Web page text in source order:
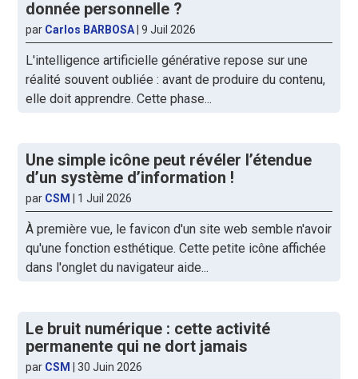
donnée personnelle ?
par Carlos BARBOSA|9 Juil 2026
L'intelligence artificielle générative repose sur une
réalité souvent oubliée : avant de produire du contenu,
elle doit apprendre. Cette phase...
Une simple icône peut révéler l’étendue
d’un système d’information !
par CSM 1 Juil 2026
À première vue, le favicon d'un site web semble n'avoir
qu'une fonction esthétique. Cette petite icône affichée
dans l'onglet du navigateur aide...
Le bruit numérique : cette activité
permanente qui ne dort jamais
par CSM |30 Juin 2026